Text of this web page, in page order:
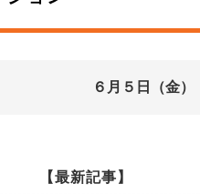
６月５日（金）
【最新記事】